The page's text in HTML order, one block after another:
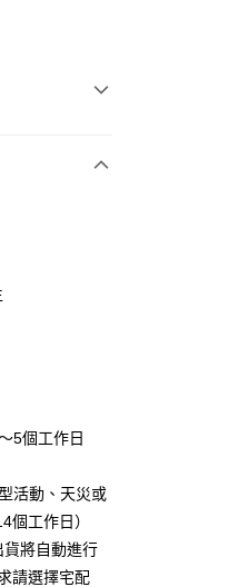
另外申請。
到大哥付的交易
確認付款後即
5個工作日
活動、天災或
個工作日）
將自動進行
請選擇宅配